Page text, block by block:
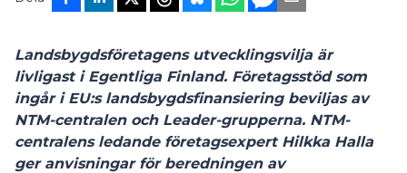
Landsbygdsföretagens utvecklingsvilja är
livligast i Egentliga Finland. Företagsstöd som
ingår i EU:s landsbygdsfinansiering beviljas av
NTM-centralen och Leader-grupperna. NTM-
centralens ledande företagsexpert Hilkka Halla
ger anvisningar för beredningen av